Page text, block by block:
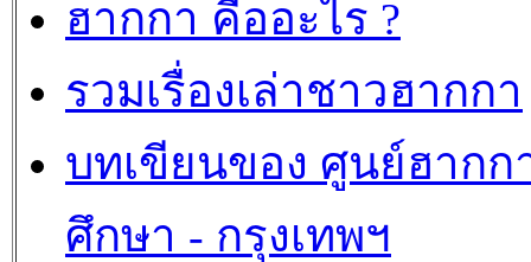
ฮากกา คืออะไร ?
รวมเรื่องเล่าชาวฮากกา
บทเขียนของ ศูนย์ฮากก
ศึกษา - กรุงเทพฯ